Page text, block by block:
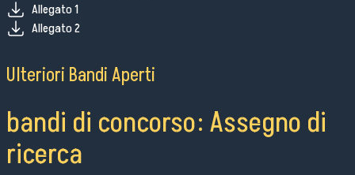
Allegato 1
Allegato 2
Ulteriori Bandi Aperti
bandi di concorso: Assegno di
ricerca